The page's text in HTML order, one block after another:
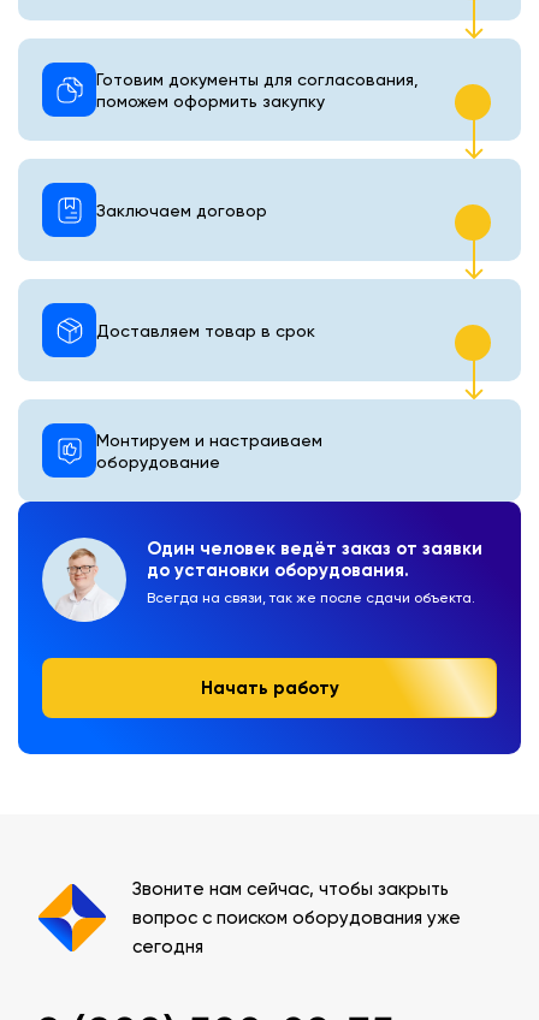
Один человек ведёт заказ от заявки
до установки оборудования.
Всегда на связи, так же после сдачи объекта.
Начать работу
Готовим документы для согласования,
поможем оформить закупку
Монтируем и настраиваем
оборудование
Доставляем товар в срок
Заключаем договор
Звоните нам сейчас, чтобы закрыть
вопрос с поиском оборудования уже
сегодня